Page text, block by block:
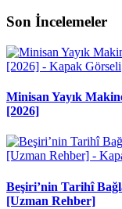
Son İncelemeler
Minisan Yayık
[2026]
Beşiri’nin Tarihî
[Uzman Rehber]